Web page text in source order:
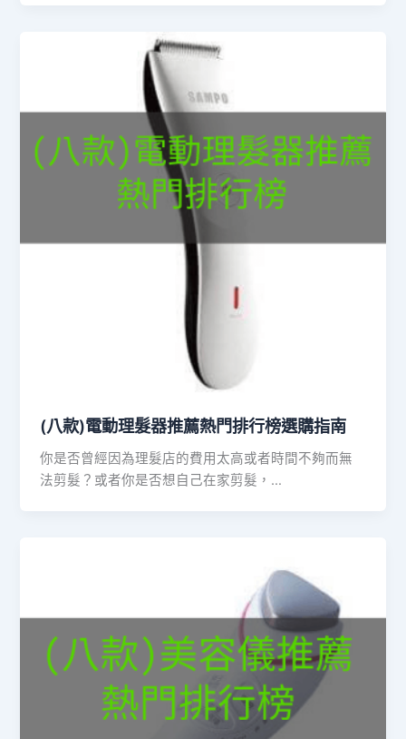
(八款)電動理髮器推薦熱門排行榜選購指南
你是否曾經因為理髮店的費用太高或者時間不夠而無
法剪髮？或者你是否想自己在家剪髮，…